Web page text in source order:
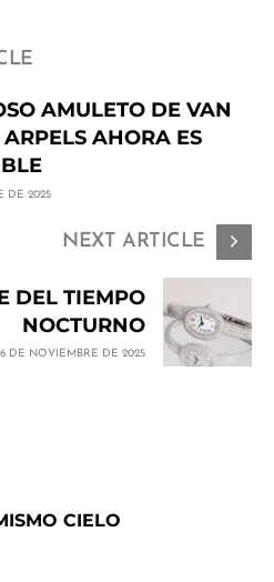
AMULETO DE VAN
AHORA ES
DE 2025
NEXT ARTICLE
DEL TIEMPO
NOCTURNO
6 DE NOVIEMBRE DE 2025
CIELO